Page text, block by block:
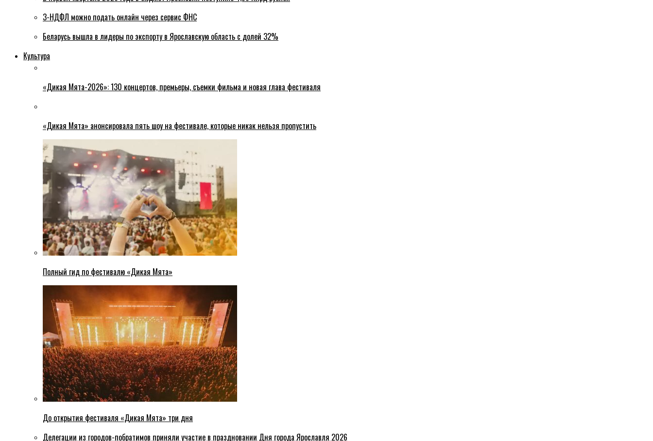
3-НДФЛ можно подать онлайн через сервис ФНС
Беларусь вышла в лидеры по экспорту в Ярославскую область с долей 32%
Культура
«Дикая Мята-2026»: 130 концертов, премьеры, съемки фильма и новая глава фестиваля
«Дикая Мята» анонсировала пять шоу на фестивале, которые никак нельзя пропустить
Полный гид по фестивалю «Дикая Мята»
До открытия фестиваля «Дикая Мята» три дня
Делегации из городов-побратимов приняли участие в праздновании Дня города Ярославля 2026